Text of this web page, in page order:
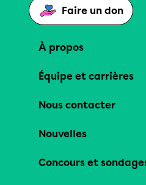
Faire un don
À propos
Équipe et carrières
Nous contacter
Nouvelles
Concours et